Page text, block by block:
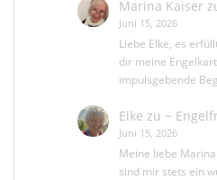
Marina Kaiser
Juni 15, 2026
Liebe Elke, es
dir meine
impulsgebende
Elke zu ~
Juni 15, 2026
Meine liebe
sind mir stets ein